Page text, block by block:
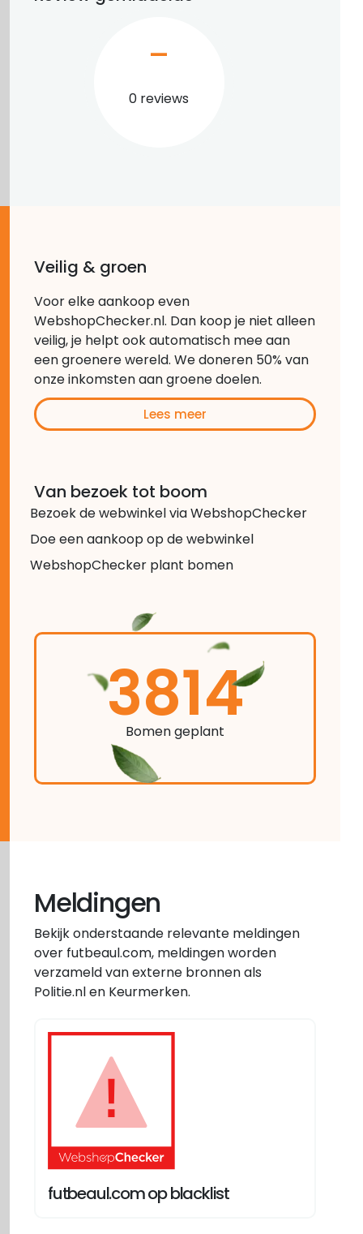
0 reviews
–
Veilig & groen
Voor elke aankoop even
WebshopChecker.nl. Dan koop je niet alleen
veilig, je helpt ook automatisch mee aan
een groenere wereld. We doneren 50% van
onze inkomsten aan groene doelen.
Lees meer
Van bezoek tot boom
Bezoek de webwinkel via WebshopChecker
Doe een aankoop op de webwinkel
WebshopChecker plant bomen
3814
Bomen geplant
Meldingen
Bekijk onderstaande relevante meldingen
over futbeaul.com, meldingen worden
verzameld van externe bronnen als
Politie.nl en Keurmerken.
futbeaul.com op blacklist